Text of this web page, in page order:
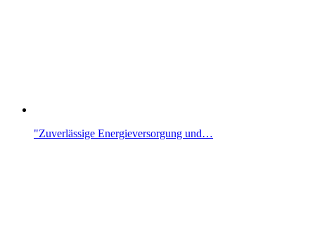
"Zuverlässige Energieversorgung und…